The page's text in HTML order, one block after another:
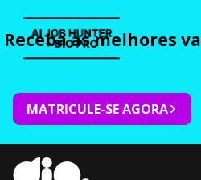
Receba as melhores
MATRICULE-SE AGORA